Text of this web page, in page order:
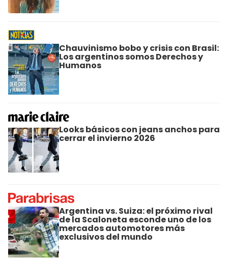
Chauvinismo bobo y crisis con Brasil:
Los argentinos somos Derechos y
Humanos
Looks básicos con jeans anchos para
cerrar el invierno 2026
Argentina vs. Suiza: el próximo rival
de la Scaloneta esconde uno de los
mercados automotores más
exclusivos del mundo